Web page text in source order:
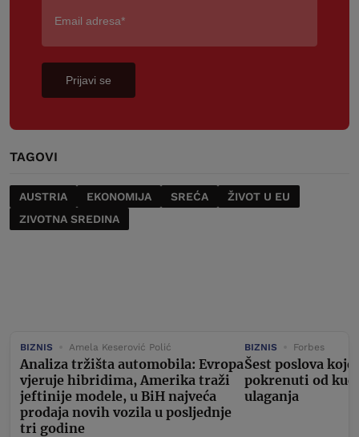
Prijavi se
TAGOVI
AUSTRIA EKONOMIJA SREĆA
ŽIVOT U EU
ZIVOTNA SREDINA
BIZNIS Amela Keserović Polić
Analiza tržišta automobila: Evropa
vjeruje hibridima, Amerika traži
jeftinije modele, u BiH najveća
prodaja novih vozila u posljednje
tri godine
BIZNIS Forbes
Šest poslova
pokrenuti od
ulaganja